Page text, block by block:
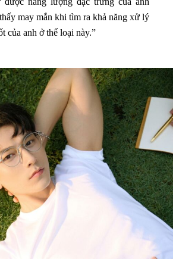
may mắn khi tìm ra khả năng xử lý
của anh ở thể loại này.”